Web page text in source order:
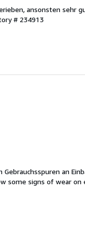
ansonsten sehr
# 234913
an
some signs of wear